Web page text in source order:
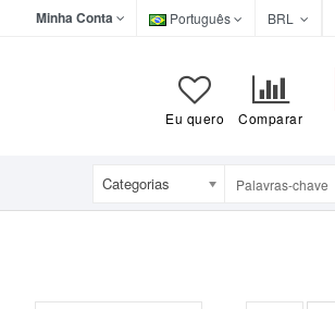
Minha Conta Português
Eu quero Comparar
Categorias